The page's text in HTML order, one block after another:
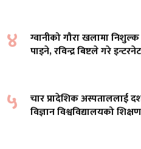
४
ग्वानीको गौरा खलामा
पाइने, रविन्द्र बिष्टले गरे
५
चार प्रादेशिक अस्पताललाई
विज्ञान विश्वविद्यालयको